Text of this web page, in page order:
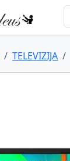
TELEVIZIJA